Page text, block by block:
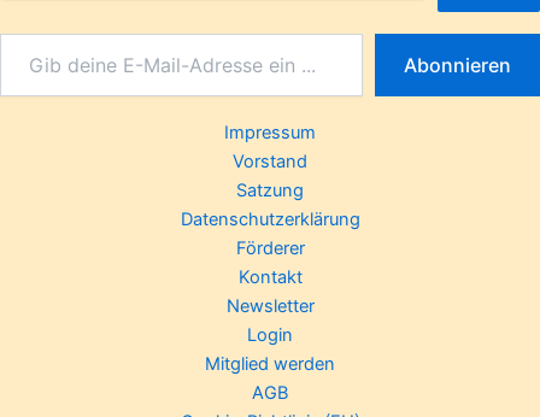
Abonnieren
Impressum
Vorstand
Satzung
Datenschutzerklärung
Förderer
Kontakt
Newsletter
Login
Mitglied werden
AGB